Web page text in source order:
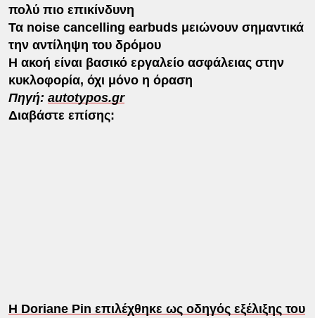
πολύ πιο επικίνδυνη
Τα noise cancelling earbuds μειώνουν σημαντικά
την αντίληψη του δρόμου
Η ακοή είναι βασικό εργαλείο ασφάλειας στην
κυκλοφορία, όχι μόνο η όραση
Πηγή: autotypos.gr
Διαβάστε επίσης:
H Doriane Pin επιλέχθηκε ως οδηγός εξέλιξης του